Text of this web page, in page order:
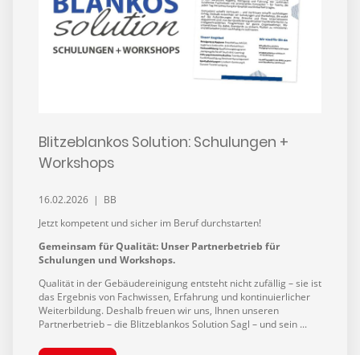
Blitzeblankos Solution: Schulungen +
Workshops
16.02.2026 | BB
Jetzt kompetent und sicher im Beruf durchstarten!
Gemeinsam für Qualität: Unser Partnerbetrieb für
Schulungen und Workshops.
Qualität in der Gebäudereinigung entsteht nicht zufällig – sie ist
das Ergebnis von Fachwissen, Erfahrung und kontinuierlicher
Weiterbildung. Deshalb freuen wir uns, Ihnen unseren
Partnerbetrieb – die Blitzeblankos Solution Sagl – und sein ...